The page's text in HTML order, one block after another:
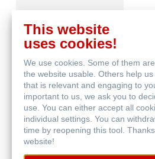
This website
uses cookies!
We use cookies. Some of them
the website usable. Others help
that is relevant and engaging to
important to us, we ask you to
use. You can either accept all
individual settings. You can
time by reopening this tool.
website!